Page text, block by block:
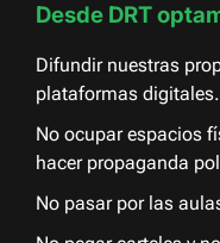
Desde DRT
Difundir nuestras
plataformas digitales.
No ocupar espacios
hacer propaganda
No pasar por las